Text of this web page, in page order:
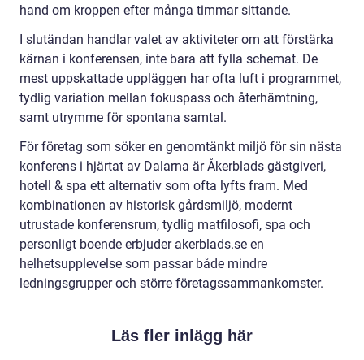
hand om kroppen efter många timmar sittande.
I slutändan handlar valet av aktiviteter om att förstärka
kärnan i konferensen, inte bara att fylla schemat. De
mest uppskattade uppläggen har ofta luft i programmet,
tydlig variation mellan fokuspass och återhämtning,
samt utrymme för spontana samtal.
För företag som söker en genomtänkt miljö för sin nästa
konferens i hjärtat av Dalarna är Åkerblads gästgiveri,
hotell & spa ett alternativ som ofta lyfts fram. Med
kombinationen av historisk gårdsmiljö, modernt
utrustade konferensrum, tydlig matfilosofi, spa och
personligt boende erbjuder akerblads.se en
helhetsupplevelse som passar både mindre
ledningsgrupper och större företagssammankomster.
Läs fler inlägg här